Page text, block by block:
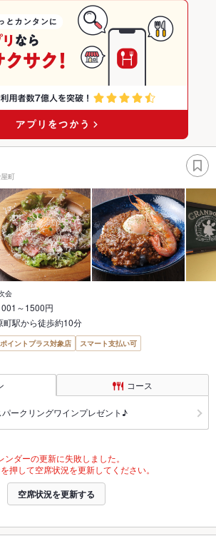
町
会
～1500円
町駅から徒歩約10分
ポイントプラス対象店
スマート支払い可
コース
ークリングワインプレゼント♪
ンダーの更新に失敗しました。
押して空席状況を更新してください。
空席状況を更新する